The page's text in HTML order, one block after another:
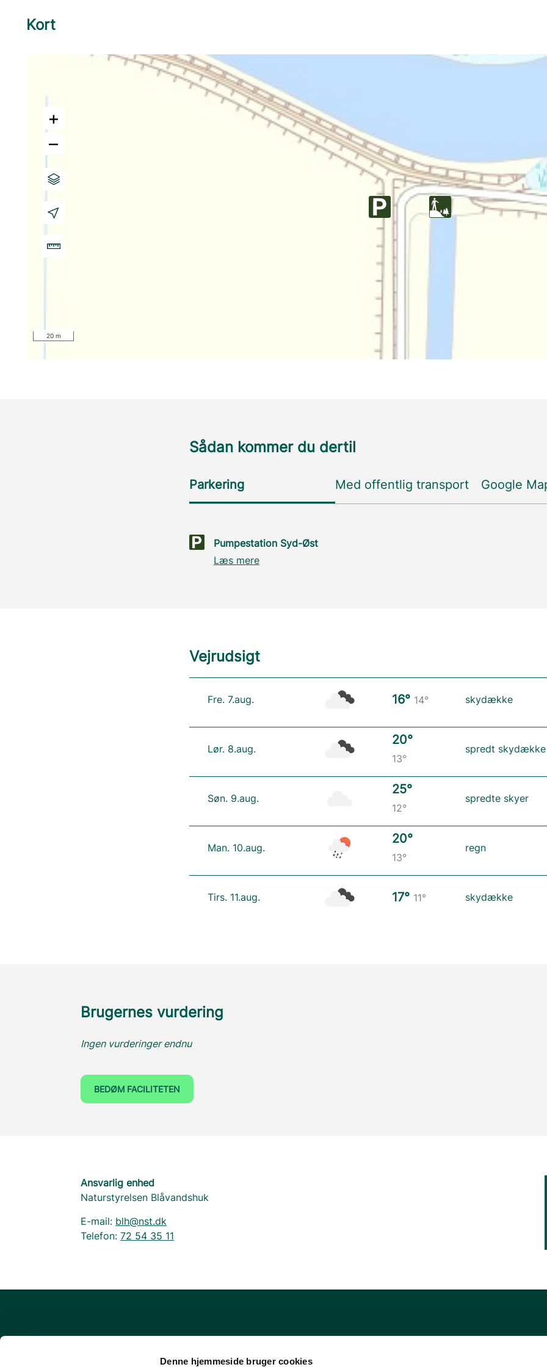
Denne hjemmeside bruger cookies
Kort
+
–
20 m
Sådan kommer du dertil
Parkering Med offentlig transport Google
Pumpestation Syd-Øst
Læs mere
Vejrudsigt
Fre. 7.aug. 16° 14° skydække
Lør. 8.aug.
20°
13°
spredt skydække
Søn. 9.aug.
25°
12°
spredte skyer
Man. 10.aug.
20°
13°
regn
Tirs. 11.aug. 17° 11° skydække
Brugernes vurdering
Ingen vurderinger endnu
BEDØM FACILITETEN
Ansvarlig enhed
Naturstyrelsen Blåvandshuk
E-mail: blh@nst.dk
Telefon: 72 54 35 11